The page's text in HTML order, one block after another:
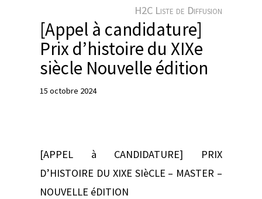
H2C Liste de Diffusion
[Appel à candidature]
Prix d’histoire du XIXe
siècle Nouvelle édition
15 octobre 2024
[APPEL à CANDIDATURE] PRIX
D’HISTOIRE DU XIXE SIèCLE – MASTER –
NOUVELLE éDITION